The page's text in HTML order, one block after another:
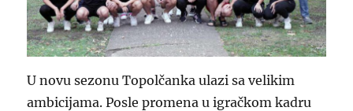
U novu sezonu Topolčanka ulazi sa velikim
ambicijama. Posle promena u igračkom kadru